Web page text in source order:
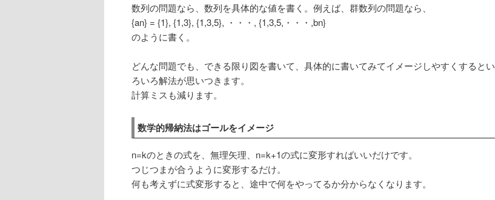
数列の問題なら、数列を具体的な値を書く。例えば、群数列の問題なら、
{an} = {1}, {1,3}, {1,3,5}, ・・・, {1,3,5,・・・,bn}
のように書く。
どんな問題でも、できる限り図を書いて、具体的に書いてみてイメージしやすくするとい
ろいろ解法が思いつきます。
計算ミスも減ります。
数学的帰納法はゴールをイメージ
n=kのときの式を、無理矢理、n=k+1の式に変形すればいいだけです。
つじつまが合うように変形するだけ。
何も考えずに式変形すると、途中で何をやってるか分からなくなります。